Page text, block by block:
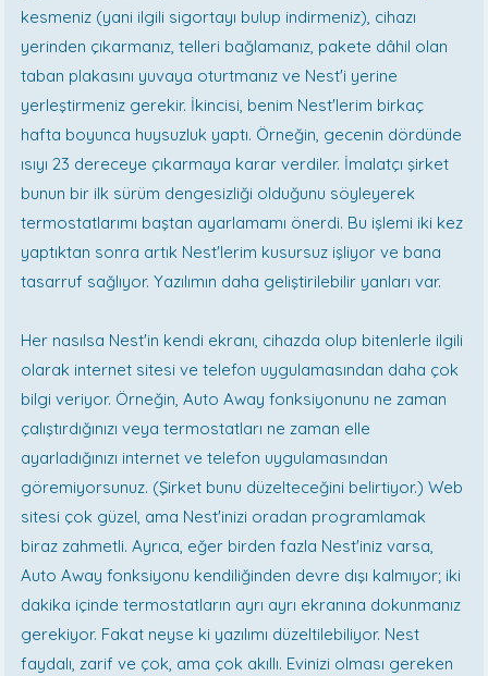
kesmeniz (yani ilgili sigortayı bulup indirmeniz), cihazı
yerinden çıkarmanız, telleri bağlamanız, pakete dâhil olan
taban plakasını yuvaya oturtmanız ve Nest'i yerine
yerleştirmeniz gerekir. İkincisi, benim Nest'lerim birkaç
hafta boyunca huysuzluk yaptı. Örneğin, gecenin dördünde
ısıyı 23 dereceye çıkarmaya karar verdiler. İmalatçı şirket
bunun bir ilk sürüm dengesizliği olduğunu söyleyerek
termostatlarımı baştan ayarlamamı önerdi. Bu işlemi iki kez
yaptıktan sonra artık Nest'lerim kusursuz işliyor ve bana
tasarruf sağlıyor. Yazılımın daha geliştirilebilir yanları var.
Her nasılsa Nest'in kendi ekranı, cihazda olup bitenlerle ilgili
olarak internet sitesi ve telefon uygulamasından daha çok
bilgi veriyor. Örneğin, Auto Away fonksiyonunu ne zaman
çalıştırdığınızı veya termostatları ne zaman elle
ayarladığınızı internet ve telefon uygulamasından
göremiyorsunuz. (Şirket bunu düzelteceğini belirtiyor.) Web
sitesi çok güzel, ama Nest'inizi oradan programlamak
biraz zahmetli. Ayrıca, eğer birden fazla Nest'iniz varsa,
Auto Away fonksiyonu kendiliğinden devre dışı kalmıyor; iki
dakika içinde termostatların ayrı ayrı ekranına dokunmanız
gerekiyor. Fakat neyse ki yazılımı düzeltilebiliyor. Nest
faydalı, zarif ve çok, ama çok akıllı. Evinizi olması gereken